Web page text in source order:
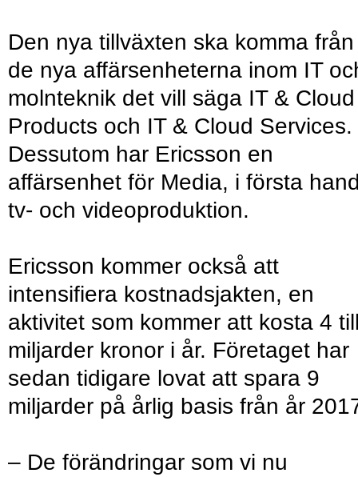
Den nya tillväxten ska komma från
de nya affärsenheterna inom IT
molnteknik det vill säga IT & Cloud
Products och IT & Cloud Services.
Dessutom har Ericsson en
affärsenhet för Media, i första
tv- och videoproduktion.
Ericsson kommer också att
intensifiera kostnadsjakten, en
aktivitet som kommer att kosta 4
miljarder kronor i år. Företaget har
sedan tidigare lovat att spara 9
miljarder på årlig basis från år
– De förändringar som vi nu